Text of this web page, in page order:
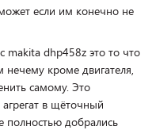
если им конечно не
dhp458z это то что
нечему кроме двигателя,
самому. Это
в щёточный
полностью добрались